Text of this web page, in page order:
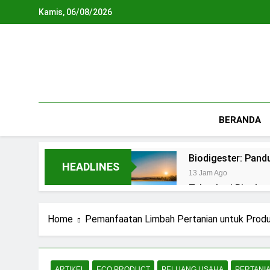
Kamis, 06/08/2026
BERANDA
HEADLINES
Biodigester:
13 Jam Ago
Teknologi
REPLIKASI
Waste To Energy:
Home Pemanfaatan Limbah Pertanian untuk